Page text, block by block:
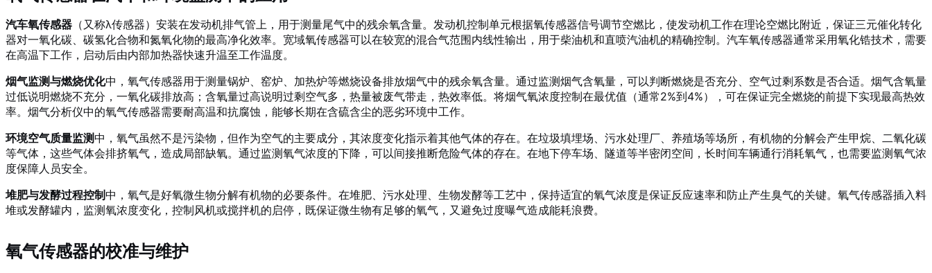
汽车氧传感器 （又称λ传感器）安装在发动机排气管上，用于测量尾气中的残余氧含量。发动机控制单元根据氧传感器信号调节空燃比，使发动机工作在理论空燃比附近，保证三元催化转化
器对一氧化碳、碳氢化合物和氮氧化物的最高净化效率。宽域氧传感器可以在较宽的混合气范围内线性输出，用于柴油机和直喷汽油机的精确控制。汽车氧传感器通常采用氧化锆技术，需要
在高温下工作，启动后由内部加热器快速升温至工作温度。
烟气监测与燃烧优化中，氧气传感器用于测量锅炉、窑炉、加热炉等燃烧设备排放烟气中的残余氧含量。通过监测烟气含氧量，可以判断燃烧是否充分、空气过剩系数是否合适。烟气含氧量
过低说明燃烧不充分，一氧化碳排放高；含氧量过高说明过剩空气多，热量被废气带走，热效率低。将烟气氧浓度控制在最优值（通常2%到4%），可在保证完全燃烧的前提下实现最高热效
率。烟气分析仪中的氧气传感器需要耐高温和抗腐蚀，能够长期在含硫含尘的恶劣环境中工作。
环境空气质量监测中，氧气虽然不是污染物，但作为空气的主要成分，其浓度变化指示着其他气体的存在。在垃圾填埋场、污水处理厂、养殖场等场所，有机物的分解会产生甲烷、二氧化碳
等气体，这些气体会排挤氧气，造成局部缺氧。通过监测氧气浓度的下降，可以间接推断危险气体的存在。在地下停车场、隧道等半密闭空间，长时间车辆通行消耗氧气，也需要监测氧气浓
度保障人员安全。
堆肥与发酵过程控制中，氧气是好氧微生物分解有机物的必要条件。在堆肥、污水处理、生物发酵等工艺中，保持适宜的氧气浓度是保证反应速率和防止产生臭气的关键。氧气传感器插入料
堆或发酵罐内，监测氧浓度变化，控制风机或搅拌机的启停，既保证微生物有足够的氧气，又避免过度曝气造成能耗浪费。
氧气传感器的校准与维护